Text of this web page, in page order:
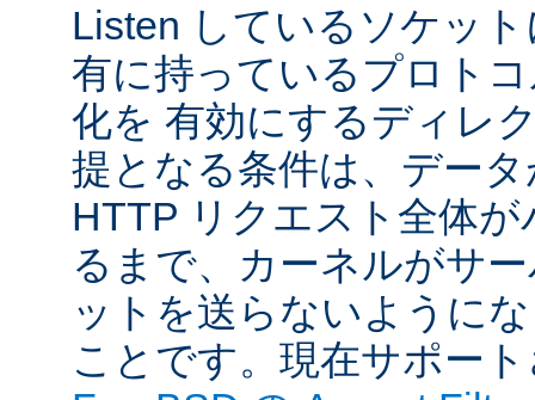
Listen しているソケッ
有に持っているプロト
化を 有効にするディレ
提となる条件は、デー
HTTP リクエスト全体
るまで、カーネルがサ
ットを送らないように
ことです。現在サポー